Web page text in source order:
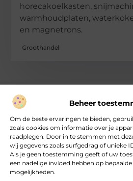
Beheer
Om de beste ervaringen te bieden,
zoals cookies om informatie over je
raadplegen. Door in te stemmen met
wij gegevens zoals surfgedrag of unieke
Als je geen toestemming geeft of uw
een nadelige invloed hebben op
mogelijkheden.
horecakoelkasten,
warmhoudplaten,
en magnetrons.
Groothandel
Over heartcoaching
Jouw gids voor inspiratie en tips uit
Ontdek een brede verzameling blogs
om het meeste uit elke dag te halen,
en verrassende inzichten.
Bericht categorie